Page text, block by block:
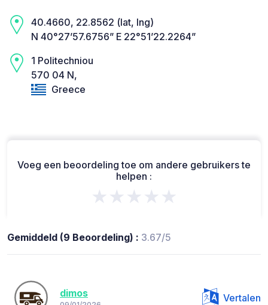
40.4660, 22.8562 (lat, lng)
N 40°27’57.6756” E 22°51’22.2264”
1 Politechniou
570 04 Ν,
Greece
Voeg een beoordeling toe om andere gebruikers te
helpen :
★★★★★
Gemiddeld (9 Beoordeling) : 3.67/5
dimos Vertalen